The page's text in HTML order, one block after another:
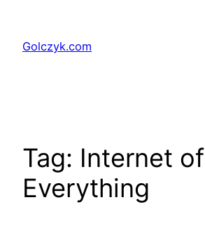
treściGolczyk.com
Tag: Internet of
Everything